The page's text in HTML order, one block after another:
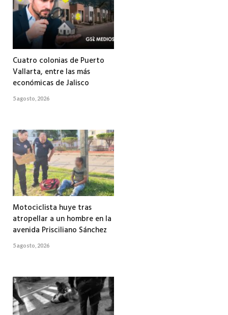
Cuatro colonias de Puerto
Vallarta, entre las más
económicas de Jalisco
5 agosto, 2026
Motociclista huye tras
atropellar a un hombre en la
avenida Prisciliano Sánchez
5 agosto, 2026